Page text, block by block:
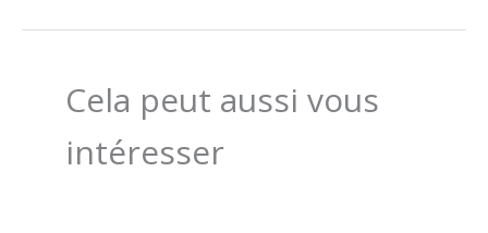
Cela peut aussi vous
intéresser